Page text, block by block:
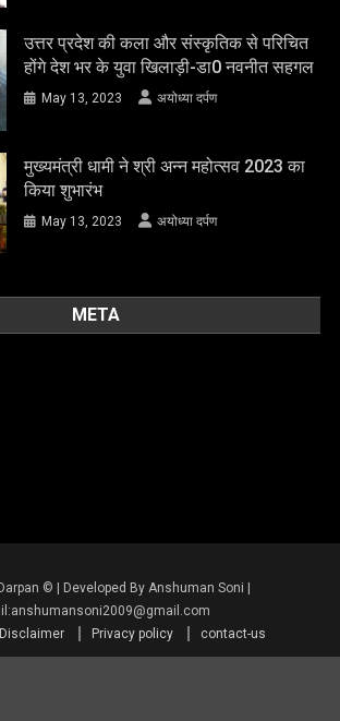
उत्तर प्रदेश की कला और संस्कृतिक से परिचित
होंगे देश भर के युवा खिलाड़ी-डा0 नवनीत सहगल
May 13, 2023 अयोध्या दर्पण
मुख्यमंत्री धामी ने श्री अन्न महोत्सव 2023 का
किया शुभारंभ
May 13, 2023 अयोध्या दर्पण
META
Disclaimer Privacy policy contact-us